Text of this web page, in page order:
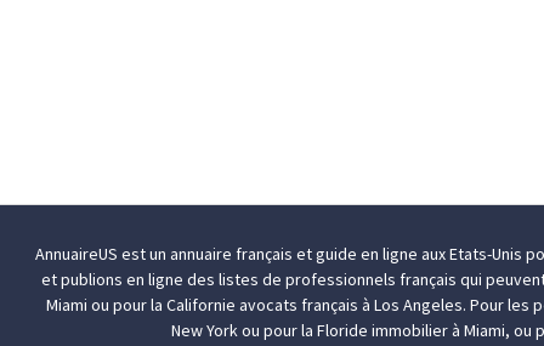
AnnuaireUS est un annuaire français et guide en ligne aux Etats-Unis
et publions en ligne des listes de professionnels français qui
Miami ou pour la Californieavocats français à Los Angeles. Pour les
New Yorkou pour la Florideimmobilier à Miami, ou